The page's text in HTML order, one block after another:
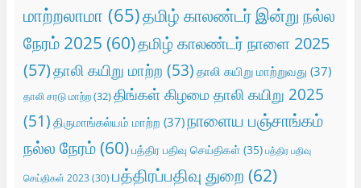
மாற்றலாமா (65)தமிழ் காலண்டர் இன்று நல்ல
நேரம் 2025 (60)தமிழ் காலண்டர் நாளை 2025
(57)தாலி கயிறு மாற்ற (53) தாலி கயிறு மாற்றுவது (37)
தாலி சரடு மாற்ற(32)திங்கள் கிழமை தாலி கயிறு 2025
(51) திருமாங்கல்யம் மாற்ற (37)நாளைய பஞ்சாங்கம்
நல்ல நேரம்(60)பத்திர பதிவு செய்திகள்(35) பத்திர பதிவு
செய்திகள் 2023 (30) பத்திரப்பதிவு துறை (62)